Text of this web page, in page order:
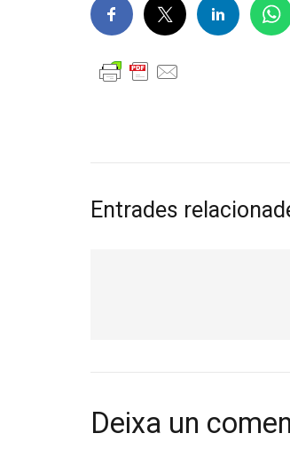
Entrades
Deixa un